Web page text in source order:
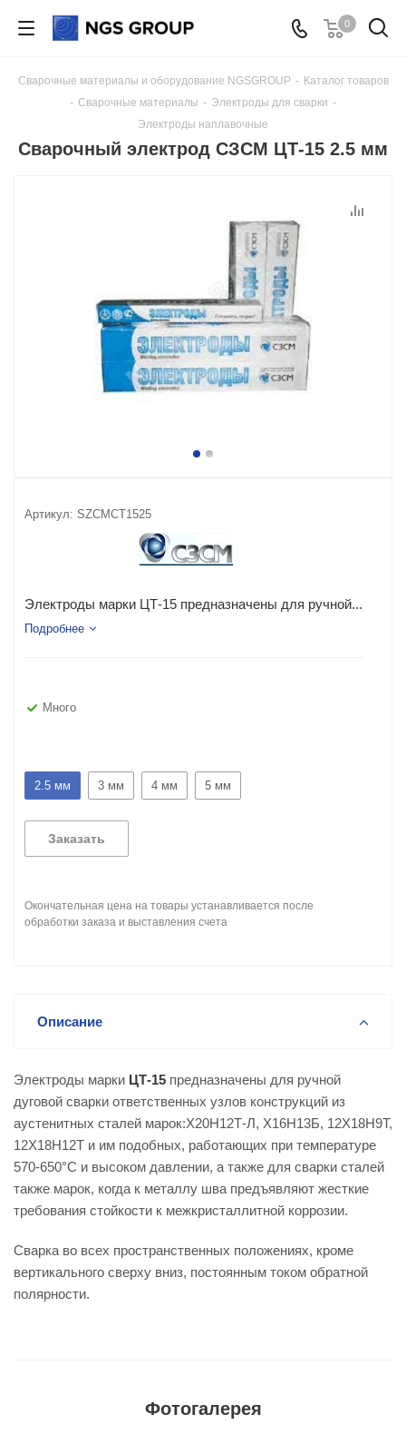
0
Сварочные материалы и оборудование NGSGROUP - Каталог товаров
- Сварочные материалы - Электроды для сварки -
Электроды наплавочные
Сварочный электрод СЗСМ ЦТ-15 2.5 мм
Артикул: SZCMCT1525
Электроды марки ЦТ-15 предназначены для ручной...
Подробнее
Много
2.5 мм 3 мм 4 мм 5 мм
Заказать
Окончательная цена на товары устанавливается после
обработки заказа и выставления счета
Описание
Электроды марки ЦТ-15 предназначены для ручной
дуговой сварки ответственных узлов конструкций из
аустенитных сталей марок:Х20Н12Т-Л, Х16Н13Б, 12Х18Н9Т,
12Х18Н12Т и им подобных, работающих при температуре
570-650°С и высоком давлении, а также для сварки сталей
также марок, когда к металлу шва предъявляют жесткие
требования стойкости к межкристаллитной коррозии.
Сварка во всех пространственных положениях, кроме
вертикального сверху вниз, постоянным током обратной
полярности.
Фотогалерея